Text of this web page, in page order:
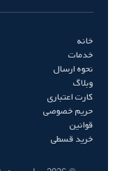
خانه
خدمات
نحوه ارسال
وبلاگ
کارت اعتباری
حریم خصوصی
قوانین
خرید قسطی